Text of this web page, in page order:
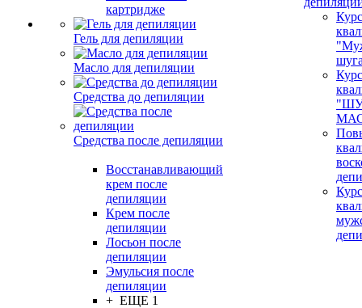
картридже
Гель для депиляции
Масло для депиляции
Средства до депиляции
Средства после депиляции
Восстанавливающий
крем после
депиляции
Крем после
депиляции
Лосьон после
депиляции
Эмульсия после
депиляции
+ ЕЩЕ 1